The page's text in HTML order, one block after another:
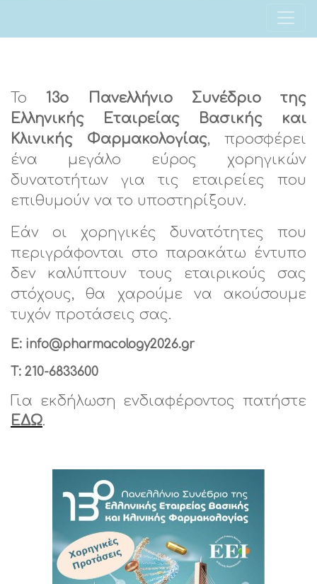
Το 13ο Πανελλήνιο Συνέδριο της
Ελληνικής Εταιρείας Βασικής και
Κλινικής Φαρμακολογίας, προσφέρει
ένα μεγάλο εύρος χορηγικών
δυνατοτήτων για τις εταιρείες που
επιθυμούν να το υποστηρίξουν.
Εάν οι χορηγικές δυνατότητες που
περιγράφονται στο παρακάτω έντυπο
δεν καλύπτουν τους εταιρικούς σας
στόχους, θα χαρούμε να ακούσουμε
τυχόν προτάσεις σας.
E: info@pharmacology2026.gr
T: 210-6833600
ια εκδήλωση ενδιαφέροντος πατήστε
ΕΔΩ.